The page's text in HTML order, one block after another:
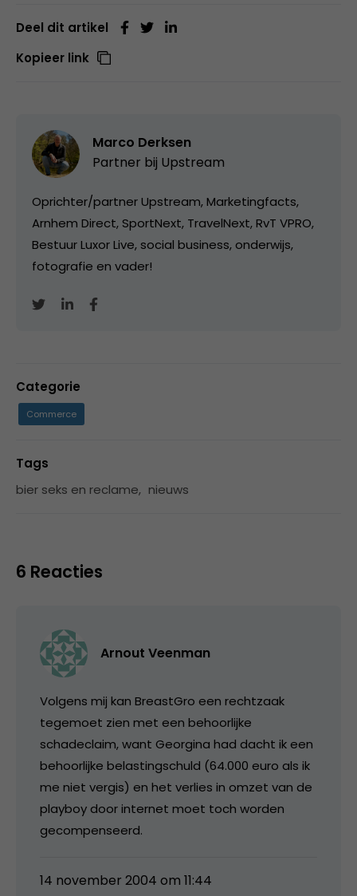
Deel dit artikel
Kopieer link
Marco Derksen
Partner bij Upstream
Oprichter/partner Upstream, Marketingfacts,
Arnhem Direct, SportNext, TravelNext, RvT VPRO,
Bestuur Luxor Live, social business, onderwijs,
fotografie en vader!
Categorie
Commerce
Tags
bier seks en reclame, nieuws
6 Reacties
Arnout Veenman
Volgens mij kan BreastGro een rechtzaak
tegemoet zien met een behoorlijke
schadeclaim, want Georgina had dacht ik een
behoorlijke belastingschuld (64.000 euro als ik
me niet vergis) en het verlies in omzet van de
playboy door internet moet toch worden
gecompenseerd.
14 november 2004 om 11:44